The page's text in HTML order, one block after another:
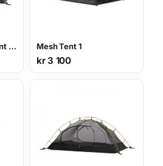
Allak 2 Mesh Inner Tent innertelt Mesh Tent 1
kr3 100